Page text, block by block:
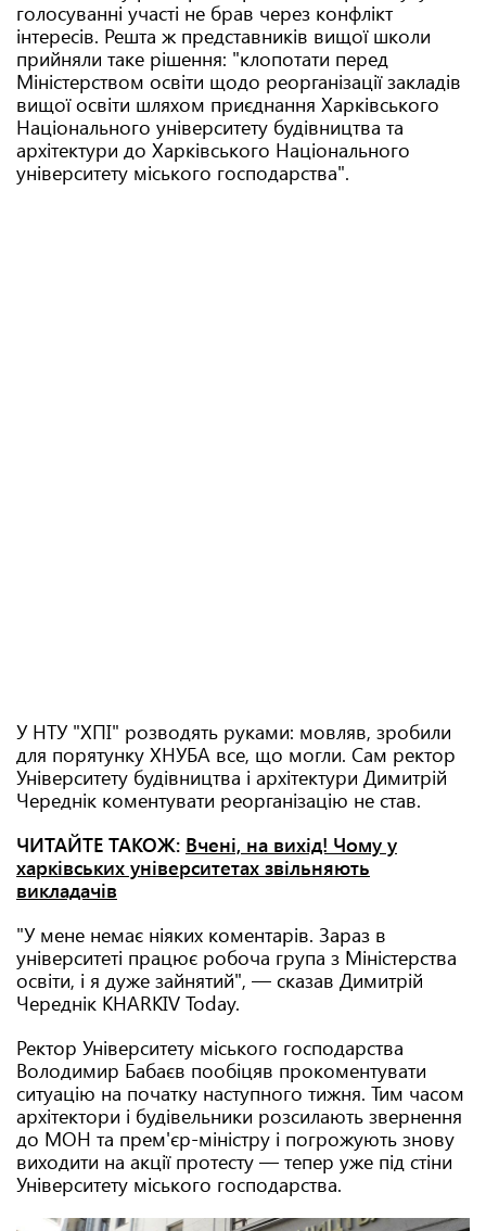
голосуванні участі не брав через конфлікт
інтересів. Решта ж представників вищої школи
прийняли таке рішення: "клопотати перед
Міністерством освіти щодо реорганізації закладів
вищої освіти шляхом приєднання Харківського
Національного університету будівництва та
архітектури до Харківського Національного
університету міського господарства".
У НТУ "ХПІ" розводять руками: мовляв, зробили
для порятунку ХНУБА все, що могли. Сам ректор
Університету будівництва і архітектури Димитрій
Череднік коментувати реорганізацію не став.
ЧИТАЙТЕ ТАКОЖ: Вчені, на вихід! Чому у
харківських університетах звільняють
викладачів
"У мене немає ніяких коментарів. Зараз в
університеті працює робоча група з Міністерства
освіти, і я дуже зайнятий", — сказав Димитрій
Череднік KHARKIV Today.
Ректор Університету міського господарства
Володимир Бабаєв пообіцяв прокоментувати
ситуацію на початку наступного тижня. Тим часом
архітектори і будівельники розсилають звернення
до МОН та прем'єр-міністру і погрожують знову
виходити на акції протесту — тепер уже під стіни
Університету міського господарства.